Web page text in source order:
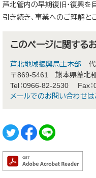
芦北管内の早期復旧・復興を
引き続き、事業へのご理解と
このページに関する
芦北地域振興局土木部
〒869-5461
熊本県葦北
Tel：0966-82-2530
Fax
メールでのお問い合わせは